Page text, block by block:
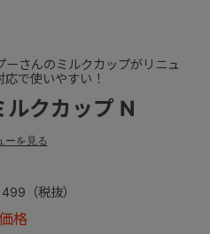
ルクカップ N
ーを見る
さんのミルクカップがリニュ
で使いやすい！
格
（税抜）